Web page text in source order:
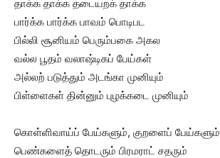
தாக்க தாக்க தடையறக் தாக்க
பார்க்க பார்க்க பாவம் பொடிபட
பில்லி சூனியம் பெரும்பகை அகல
வல்ல பூதம் வலாஷ்டிகப் பேய்கள்
அல்லற் படுத்தும் அடங்கா முனியும்
பிள்ளைகள் தின்னும் புழக்கடை முனியும்
கொள்ளிவாய்ப் பேய்களும், குறளைப் பேய்களும்
பெண்களைத் தொடரும் பிரமராட் சதரும்